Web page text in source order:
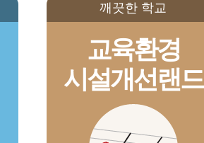
깨끗한 학교
교육환경
시설개선랜드